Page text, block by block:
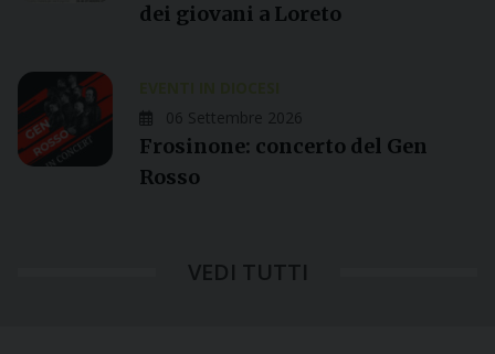
dei giovani a Loreto
06 Settembre 2026
Frosinone: concerto del Gen
Rosso
VEDI TUTTI